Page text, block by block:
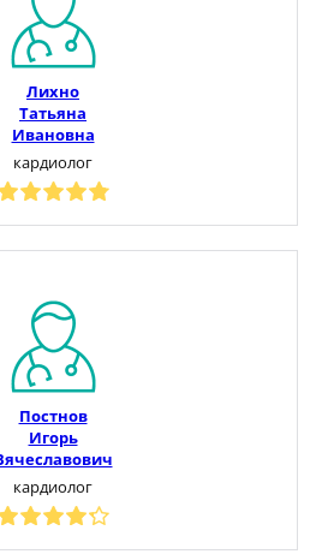
Лихно
Татьяна
Ивановна
кардиолог
Постнов
Игорь
кардиолог